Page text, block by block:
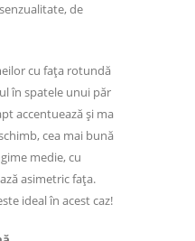
de
cu fața rotundă
în spatele unui păr
accentuează și ma
cea mai bună
medie, cu
asimetric fața.
ideal în acest caz!